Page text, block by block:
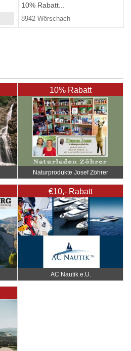
10% Rabatt...
8942 Wörschach
10% Rabatt
Naturprodukte Josef Zöhrer
€10,- Rabatt
AC Nautik e.U.